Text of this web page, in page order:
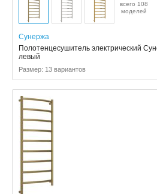
всего 108
моделей
Сунержа
Полотенцесушитель электрический
левый
Размер: 13 вариантов